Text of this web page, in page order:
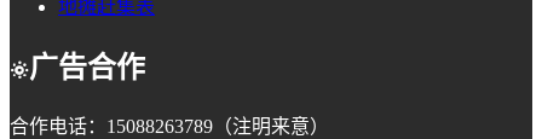
地摊赶集表
广告合作
合作电话：15088263789（注明来意）